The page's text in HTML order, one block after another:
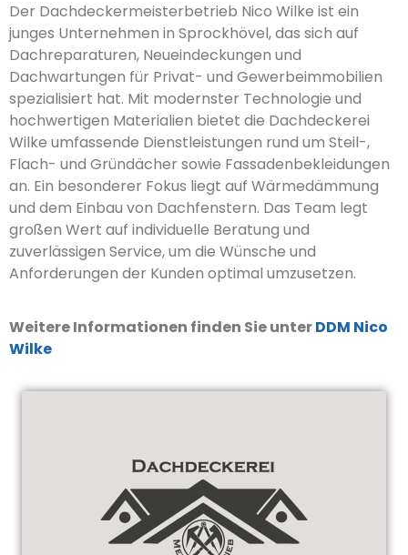
Der Dachdeckermeisterbetrieb Nico Wilke ist ein
junges Unternehmen in Sprockhövel, das sich auf
Dachreparaturen, Neueindeckungen und
Dachwartungen für Privat- und Gewerbeimmobilien
spezialisiert hat. Mit modernster Technologie und
hochwertigen Materialien bietet die Dachdeckerei
Wilke umfassende Dienstleistungen rund um Steil-,
Flach- und Gründächer sowie Fassadenbekleidungen
an. Ein besonderer Fokus liegt auf Wärmedämmung
und dem Einbau von Dachfenstern. Das Team legt
großen Wert auf individuelle Beratung und
zuverlässigen Service, um die Wünsche und
Anforderungen der Kunden optimal umzusetzen.
Weitere Informationen finden Sie unterDDM Nico
Wilke